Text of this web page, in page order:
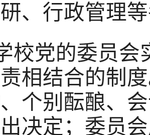
、行政管理
校党的委员会
相结合的制
个别酝酿、
决定；委员